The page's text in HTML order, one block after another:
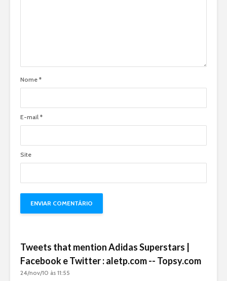
Nome *
E-mail *
Site
Tweets that mention Adidas Superstars |
Facebook e Twitter : aletp.com -- Topsy.com
24/nov/10 às 11:55